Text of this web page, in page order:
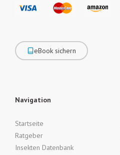
eBook sichern
Navigation
Startseite
Ratgeber
Insekten Datenbank